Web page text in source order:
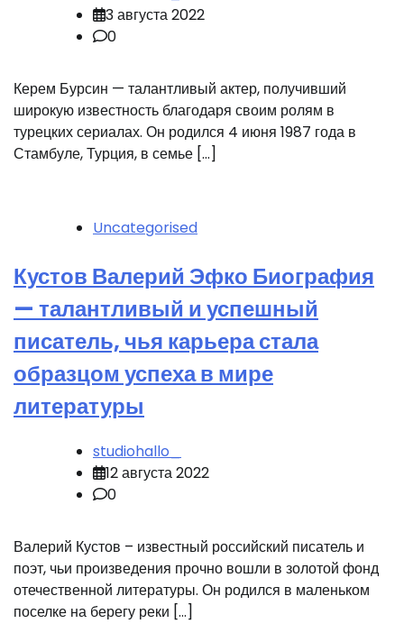
3 августа 2022
0
Керем Бурсин — талантливый актер, получивший
широкую известность благодаря своим ролям в
турецких сериалах. Он родился 4 июня 1987 года в
Стамбуле, Турция, в семье […]
Uncategorised
Кустов Валерий Эфко Биография
— талантливый и успешный
писатель, чья карьера стала
образцом успеха в мире
литературы
studiohallo_
12 августа 2022
0
Валерий Кустов – известный российский писатель и
поэт, чьи произведения прочно вошли в золотой фонд
отечественной литературы. Он родился в маленьком
поселке на берегу реки […]